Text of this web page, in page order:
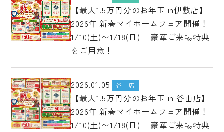
【最大1.5万円分のお年玉 in伊敷店】
2026年 新春マイホームフェア開催！
1/10(土)〜1/18(日) 豪華ご来場特典
をご用意！
2026.01.05 谷山店
【最大1.5万円分のお年玉 in 谷山店】
2026年 新春マイホームフェア開催！
1/10(土)〜1/18(日) 豪華ご来場特典